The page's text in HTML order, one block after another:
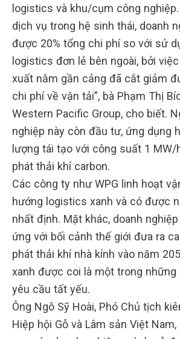
logistics và khu/cụm công
dịch vụ trong hệ sinh thái, doanh
được 20% tổng chi phí so với sử
logistics đơn lẻ bên ngoài, bởi
xuất nằm gần cảng đã cắt giảm
chi phí về vận tải”, bà Phạm Thị
Western Pacific Group, cho biết.
nghiệp này còn đầu tư, ứng dụng
lượng tái tạo với công suất 1 MW/
phát thải khí carbon.
Các công ty như WPG linh hoạt
hướng logistics xanh và có được
nhất định. Mặt khác, doanh
ứng với bối cảnh thế giới đưa ra
phát thải khí nhà kính vào năm
xanh được coi là một trong những
yêu cầu tất yếu.
Ông Ngô Sỹ Hoài, Phó Chủ tịch
Hiệp hội Gỗ và Lâm sản Việt